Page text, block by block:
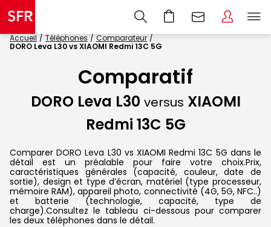
Accueil Téléphones
Comparateur
DORO Leva L30 vs XIAOMI Redmi 13C 5G
Comparatif
DORO Leva L30 versus XIAOMI
Redmi 13C 5G
Comparer DORO Leva L30 vs XIAOMI Redmi 13C 5G dans le
détail est un préalable pour faire votre choix.Prix,
caractéristiques générales (capacité, couleur, date de
sortie), design et type d’écran, matériel (type processeur,
mémoire RAM), appareil photo, connectivité (4G, 5G, NFC..)
et batterie (technologie, capacité, type de
charge).Consultez le tableau ci-dessous pour comparer
les deux téléphones dans le détail.